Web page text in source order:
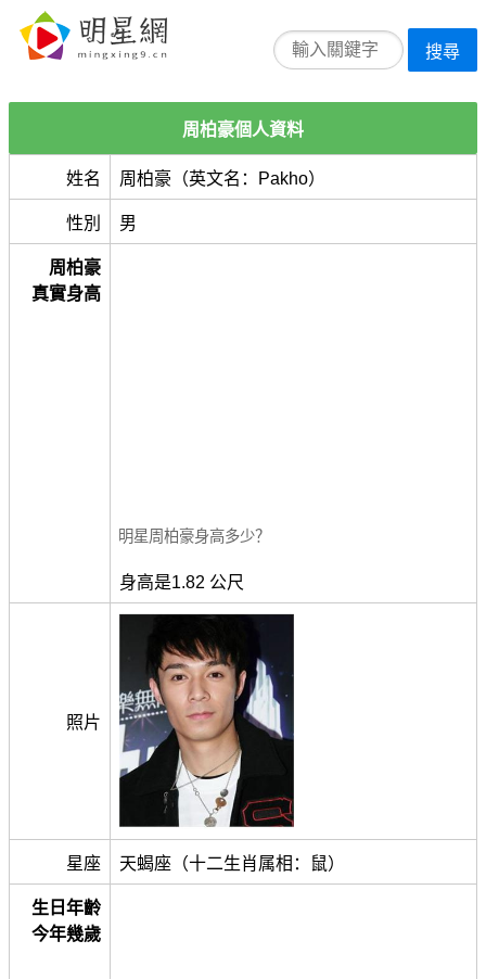
搜尋
周柏豪個人資料
姓名 周柏豪（英文名：Pakho）
性別 男
周柏豪
真實身高
明星周柏豪身高多少？
身高是1.82 公尺
照片
星座 天蝎座（十二生肖属相：鼠）
生日年齡
今年幾歲